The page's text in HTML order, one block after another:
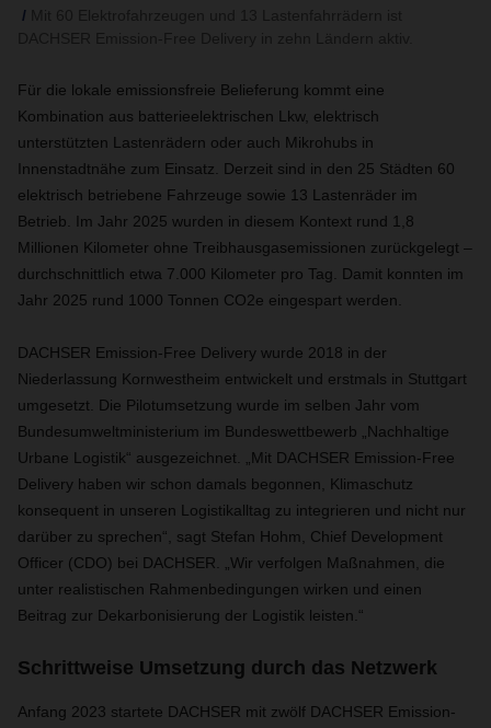
Für die lokale emissionsfreie Belieferung kommt eine
Kombination aus batterieelektrischen Lkw, elektrisch
unterstützten Lastenrädern oder auch Mikrohubs in
Innenstadtnähe zum Einsatz. Derzeit sind in den 25 Städten 60
elektrisch betriebene Fahrzeuge sowie 13 Lastenräder im
Betrieb. Im Jahr 2025 wurden in diesem Kontext rund 1,8
Millionen Kilometer ohne Treibhausgasemissionen zurückgelegt –
durchschnittlich etwa 7.000 Kilometer pro Tag. Damit konnten im
Jahr 2025 rund 1000 Tonnen CO2e eingespart werden.
DACHSER Emission-Free Delivery wurde 2018 in der
Niederlassung Kornwestheim entwickelt und erstmals in Stuttgart
umgesetzt. Die Pilotumsetzung wurde im selben Jahr vom
Bundesumweltministerium im Bundeswettbewerb „Nachhaltige
Urbane Logistik“ ausgezeichnet. „Mit DACHSER Emission-Free
Delivery haben wir schon damals begonnen, Klimaschutz
konsequent in unseren Logistikalltag zu integrieren und nicht nur
darüber zu sprechen“, sagt Stefan Hohm, Chief Development
Officer (CDO) bei DACHSER. „Wir verfolgen Maßnahmen, die
unter realistischen Rahmenbedingungen wirken und einen
Beitrag zur Dekarbonisierung der Logistik leisten.“
Schrittweise Umsetzung durch das Netzwerk
Anfang 2023 startete DACHSER mit zwölf DACHSER Emission-